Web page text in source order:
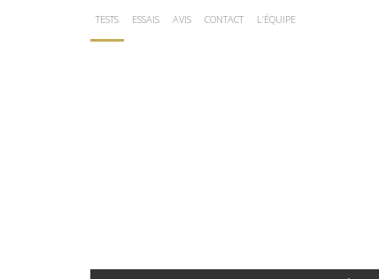
TESTS ESSAIS AVIS CONTACT L’ÉQUIPE